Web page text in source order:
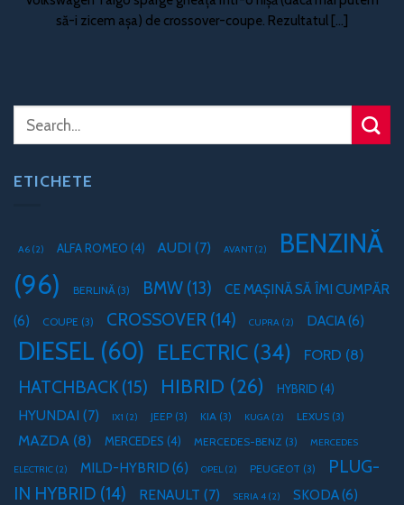
să-i zicem așa) de crossover-coupe. Rezultatul [...]
ETICHETE
A6 (2) ALFA ROMEO (4) AUDI (7) AVANT (2)
BENZINĂ
(96)
BERLINĂ (3) BMW (13)
CE MAȘINĂ SĂ ÎMI CUMPĂR
(6)
COUPE (3) CROSSOVER (14) CUPRA (2) DACIA(6)
DIESEL (60) ELECTRIC (34) FORD (8)
HATCHBACK (15) HIBRID (26) HYBRID (4)
HYUNDAI (7) IX1 (2) JEEP (3) KIA (3) KUGA (2) LEXUS (3)
MAZDA (8) MERCEDES (4) MERCEDES-BENZ (3) MERCEDES
ELECTRIC (2) MILD-HYBRID (6) OPEL(2) PEUGEOT (3)
PLUG-
IN HYBRID (14) RENAULT (7) SERIA 4 (2) SKODA(6)